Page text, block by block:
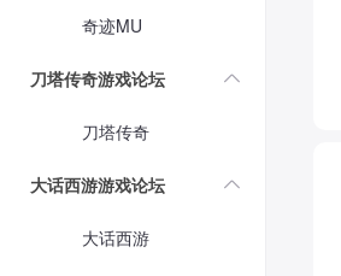
奇迹MU
刀塔传奇游戏论坛
刀塔传奇
大话西游游戏论坛
大话西游